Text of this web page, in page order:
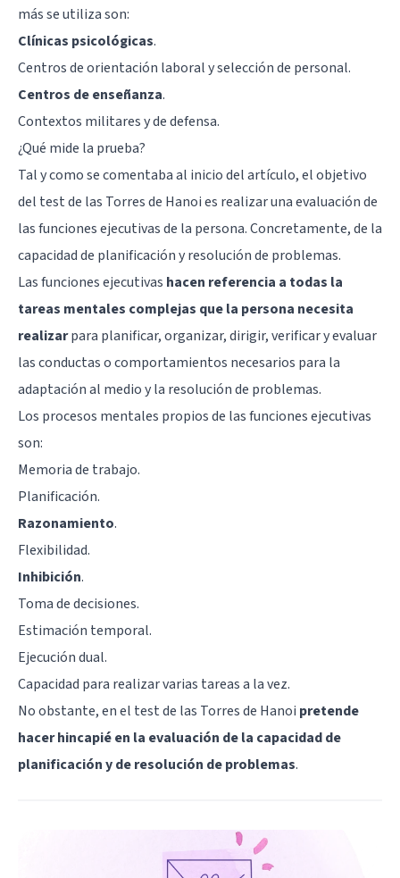
más se utiliza son:
Clínicas psicológicas.
Centros de orientación laboral y selección de personal.
Centros de enseñanza.
Contextos militares y de defensa.
¿Qué mide la prueba?
Tal y como se comentaba al inicio del artículo, el objetivo
del test de las Torres de Hanoi es realizar una evaluación de
las funciones ejecutivas de la persona. Concretamente, de la
capacidad de planificación y resolución de problemas.
Lasfunciones ejecutivas hacen referencia a todas la
tareas mentales complejas que la persona necesita
realizarpara planificar, organizar, dirigir, verificar y evaluar
las conductas o comportamientos necesarios para la
adaptación al medio y la resolución de problemas.
Los procesos mentales propios de las funciones ejecutivas
son:
Memoria de trabajo.
Planificación.
Razonamiento.
Flexibilidad.
Inhibición.
Toma de decisiones.
Estimación temporal.
Ejecución dual.
Capacidad para realizar varias tareas a la vez.
No obstante, en el test de las Torres de Hanoi pretende
hacer hincapié en la evaluación de la capacidad de
planificación y de resolución de problemas.